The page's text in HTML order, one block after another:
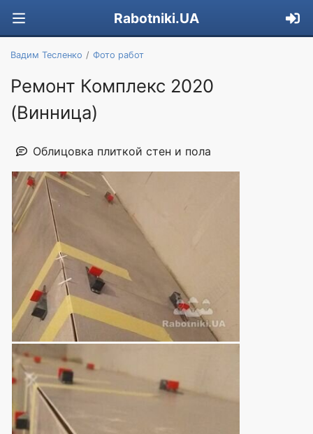
Rabotniki.UA
Вадим Тесленко Фото работ
Ремонт Комплекс 2020
(Винница)
Облицовка плиткой стен и пола